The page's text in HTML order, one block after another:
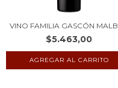
VINO FAMILIA GASCÓN
$5.463,00